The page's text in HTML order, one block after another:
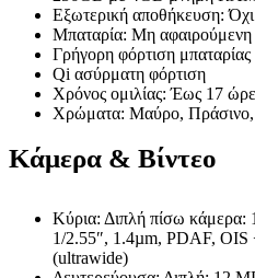
Εξωτερική αποθήκευση: Όχι
Μπαταρία: Μη
Γρήγορη φόρτιση
Qi ασύρματη φόρτιση
Χρόνος ομιλίας: Έως 17
Χρώματα: Μαύρο,
Κάμερα & Βίντεο
Κύρια: Διπλή πίσω
1/2.55″, 1.4µm, PDAF, OIS
(ultrawide)